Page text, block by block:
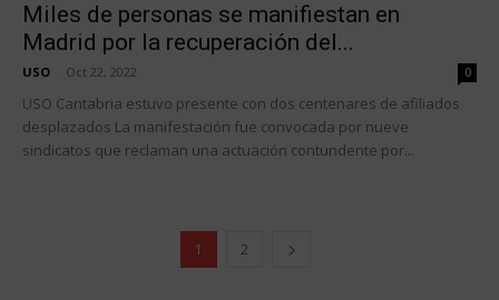
Miles de personas se manifiestan en
Madrid por la recuperación del...
USO Oct 22, 2022 0
USO Cantabria estuvo presente con dos centenares de afiliados
desplazados La manifestación fue convocada por nueve
sindicatos que reclaman una actuación contundente por...
1 2